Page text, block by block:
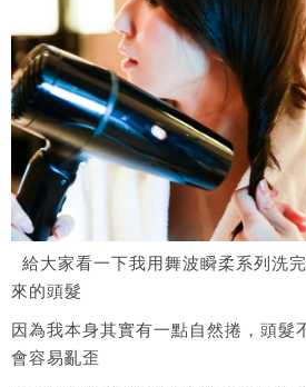
給大家看一下我用舞波瞬柔系列洗
來的頭髮
因為我本身其實有一點自然捲，頭髮
會容易亂歪